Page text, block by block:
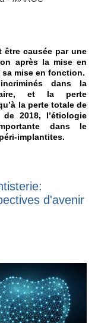
causée par une
après la mise en
mise en fonction.
dans la
et la perte
la perte totale de
2018, l’étiologie
dans le
implantites.
d'avenir